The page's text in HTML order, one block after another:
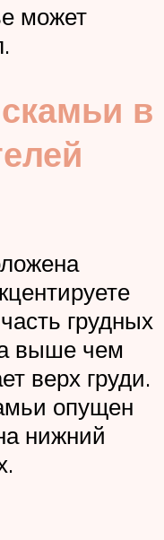
может
в
грудных
выше чем
верх груди.
опущен
нижний